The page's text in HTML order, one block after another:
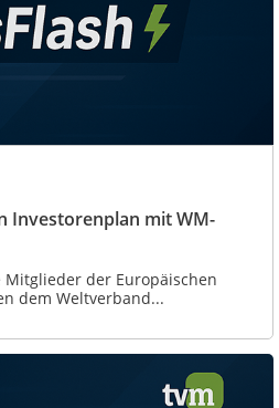
Investorenplan mit WM-
der Europäischen
dem Weltverband...